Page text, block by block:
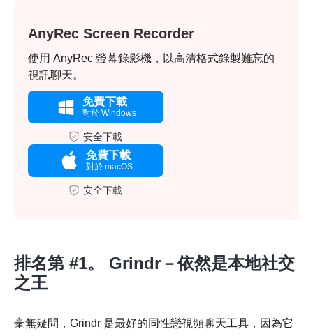
AnyRec Screen Recorder
使用 AnyRec 螢幕錄影機，以高清格式錄製難忘的
視訊聊天。
免費下載
對於 Windows
安全下載
免費下載
對於 macOS
安全下載
排名第 #1。 Grindr－依然是本地社交
之王
毫無疑問，Grindr 是最好的同性戀視頻聊天工具，因為它